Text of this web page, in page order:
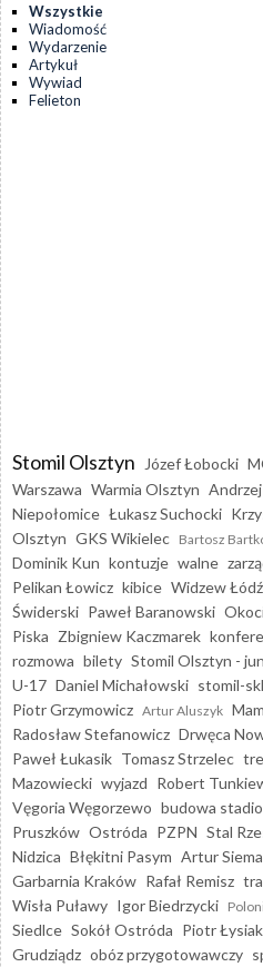
Wszystkie
Wiadomość
Wydarzenie
Artykuł
Wywiad
Felieton
Stomil Olsztyn Józef Łobocki
Warszawa Warmia Olsztyn
Niepołomice Łukasz Suchocki
Olsztyn GKS Wikielec Bartosz
Dominik Kun kontuzje walne
Pelikan Łowicz kibice Widzew Łódź
Świderski Paweł Baranowski
Piska Zbigniew Kaczmarek
rozmowa bilety Stomil Olsztyn -
U-17 Daniel Michałowski stomil-
Piotr Grzymowicz Artur Aluszyk
Radosław Stefanowicz Drwęca
Paweł Łukasik Tomasz Strzelec
Mazowiecki wyjazd Robert
Vęgoria Węgorzewo budowa
Pruszków Ostróda PZPN Stal
Nidzica Błękitni Pasym Artur
Garbarnia Kraków Rafał Remisz
Wisła Puławy Igor Biedrzycki
Siedlce Sokół Ostróda Piotr Łysiak
Grudziądz obóz przygotowawczy